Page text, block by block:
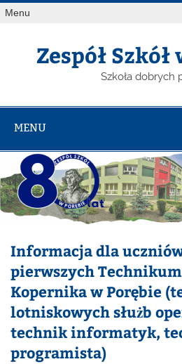
Menu
Zespół
Szkoła dobrych
MENU
Informacja dla
pierwszych
Kopernika w Porębie
lotniskowych służb
technik informatyk,
programista)